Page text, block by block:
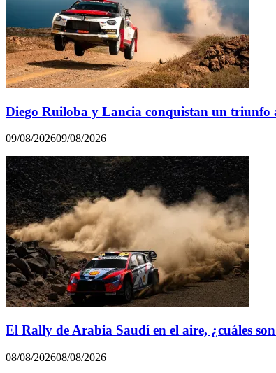
Diego Ruiloba y Lancia conquistan un triunfo
09/08/202609/08/2026
El Rally de Arabia Saudí en el aire, ¿cuáles
08/08/202608/08/2026